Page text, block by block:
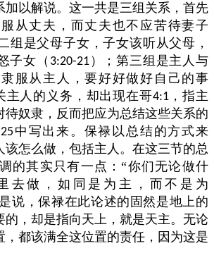
加以解说。这一共是三组关系，首先
从丈夫，而丈夫也不应苦待妻子
组是父母子女，子女该听从父母，
子女（ 3:20-21）；第三组是主人与
服从主人，要好好做好自己的事
主人的义务，却出现在哥4:1，指主
待奴隶，反而把应为总结这些关系的
中写出来。保禄以总结的方式来
该怎么做，包括主人。在这三节的总
的其实只有一点：“你们无论做什
去做，如同是为主，而不是为
说，保禄在此论述的固然是地上的
的，却是指向天上，就是天主。无论
，都该满全这位置的责任，因为这是